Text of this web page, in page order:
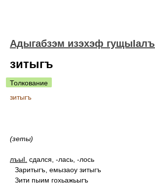
Адыгабзэм изэхэф гущыIалъ
зитыгъ
Толкование
зитыгъ
(зеты)
лъыI. сдался, -лась, -лось
Заритыгъ, емызаоу зитыгъ
Зити пыим гохьажьыгъ